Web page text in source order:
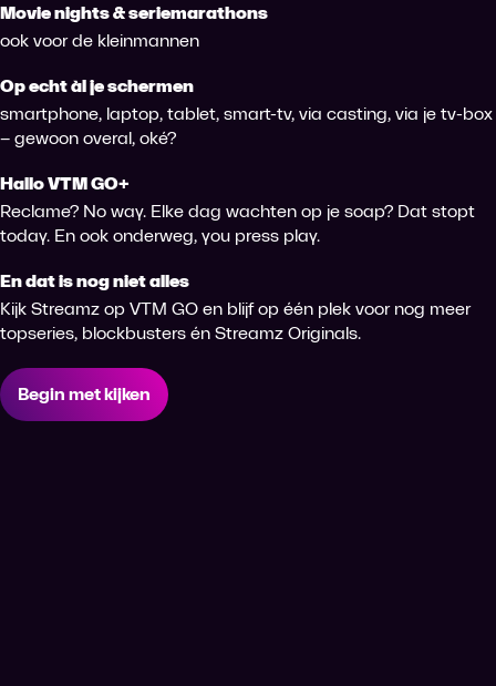
Movie nights & seriemarathons
ook voor de kleinmannen
Op echt àl je schermen
smartphone, laptop, tablet, smart-tv, via casting, via je tv-box
– gewoon overal, oké?
Hallo VTM GO+
Reclame? No way. Elke dag wachten op je soap? Dat stopt
today. En ook onderweg, you press play.
En dat is nog niet alles
Kijk Streamz op VTM GO en blijf op één plek voor nog meer
topseries, blockbusters én Streamz Originals.
Begin met kijken